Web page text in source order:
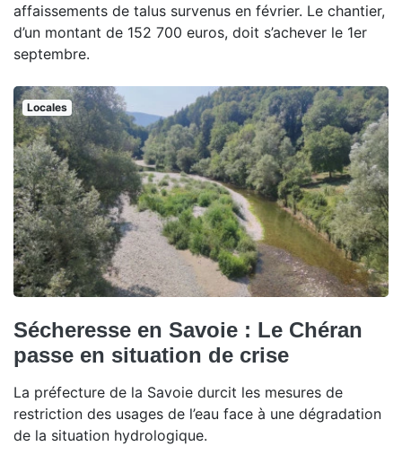
affaissements de talus survenus en février. Le chantier,
d’un montant de 152 700 euros, doit s’achever le 1er
septembre.
Locales
Sécheresse en Savoie : Le Chéran
passe en situation de crise
La préfecture de la Savoie durcit les mesures de
restriction des usages de l’eau face à une dégradation
de la situation hydrologique.